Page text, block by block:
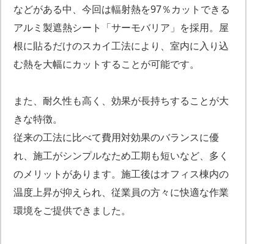
などがある中、今回は輻射熱を97％カットできる
アルミ製遮熱シート「サーモバリア」を採用。屋
根に貼るだけのスカイ工法により、室内に入り込
む熱を大幅にカットすることが可能です。
また、耐久性も高く、効果が長持ちすることが大
きな特徴。
従来の工法に比べて費用対効果のバランスに優
れ、施工がシンプルなため工期も短いなど、多く
のメリットがあります。施工後はオフィス棟内の
温度上昇が抑えられ、従業員の方々に快適な作業
環境をご提供できました。